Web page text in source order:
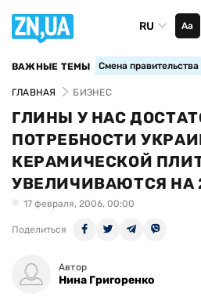
RU Аа
ВАЖНЫЕ ТЕМЫ Смена
ГЛАВНАЯ БИЗНЕС
ГЛИНЫ У НАС
ПОТРЕБНОСТИ
КЕРАМИЧЕСКОЙ
УВЕЛИЧИВАЮТСЯ НА
17 февраля, 2006, 00:00
Поделиться
Автор
Нина Григоренко